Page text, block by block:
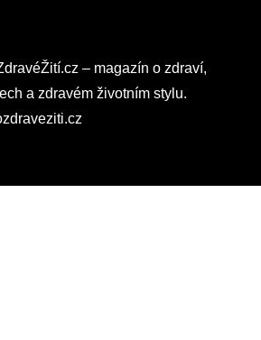
– magazín o zdraví,
a zdravém životním stylu.